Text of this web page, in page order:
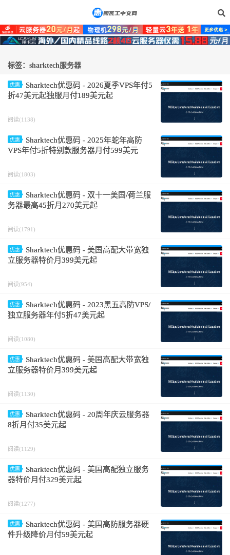
标签：sharktech服务器
优惠
Sharktech优惠码 - 2026夏季VPS年付5
折47美元起独服月付189美元起
阅读(1138)
优惠
Sharktech优惠码 - 2025年蛇年高防
VPS年付5折特别款服务器月付599美元
阅读(1803)
优惠
Sharktech优惠码 - 双十一美国/荷兰服
务器最高45折月270美元起
阅读(1791)
优惠
Sharktech优惠码 - 美国高配大带宽独
立服务器特价月399美元起
阅读(954)
优惠
Sharktech优惠码 - 2023黑五高防VPS/
独立服务器年付5折47美元起
阅读(1080)
优惠
Sharktech优惠码 - 美国高配大带宽独
立服务器特价月399美元起
阅读(1130)
优惠
Sharktech优惠码 - 20周年庆云服务器
8折月付35美元起
阅读(1129)
优惠
Sharktech优惠码 - 美国高配独立服务
器特价月付329美元起
阅读(1277)
优惠
Sharktech优惠码 - 美国高防服务器硬
件升级降价月付59美元起